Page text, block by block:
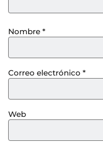
Nombre *
Correo electrónico *
Web